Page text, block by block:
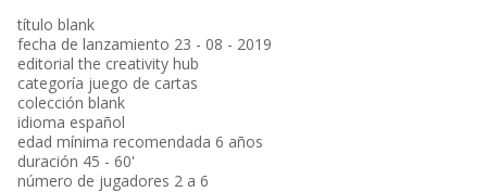
título blank
fecha de lanzamiento 23 - 08 - 2019
editorial the creativity hub
categoría juego de cartas
colección blank
idioma español
edad mínima recomendada 6 años
duración 45 - 60'
número de jugadores 2 a 6